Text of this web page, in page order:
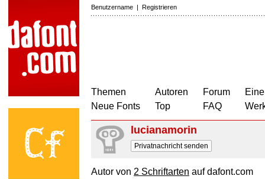
Benutzername | Registrieren
Themen
Neue Fonts
Autoren
Top
Forum
FAQ
lucianamorin
Privatnachricht senden
Autor von 2 Schriftarten auf dafont.com